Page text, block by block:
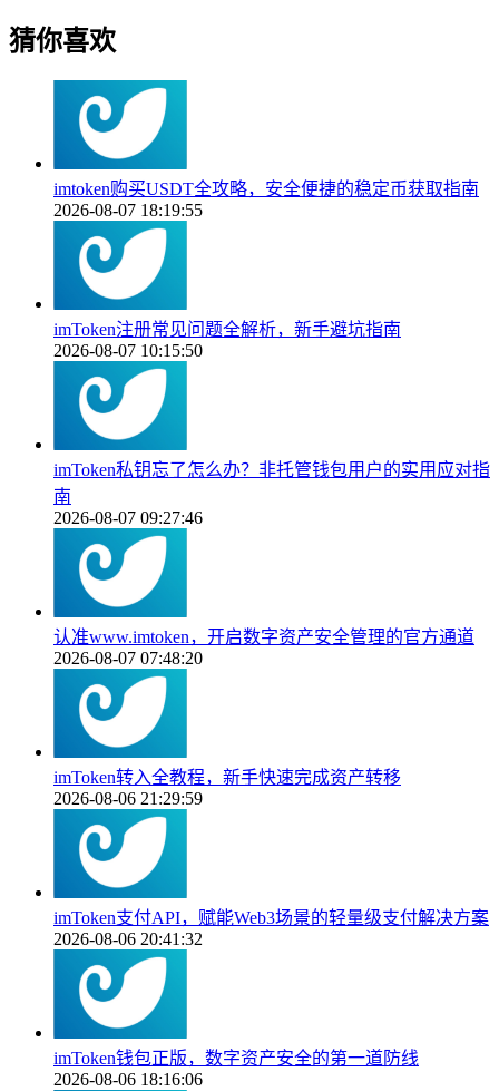
猜你喜欢
imtoken购买USDT全攻略，安全便捷的稳定币获取指南
2026-08-07 18:19:55
imToken注册常见问题全解析，新手避坑指南
2026-08-07 10:15:50
imToken私钥忘了怎么办？非托管钱包用户的实用应对指
南
2026-08-07 09:27:46
认准www.imtoken，开启数字资产安全管理的官方通道
2026-08-07 07:48:20
imToken转入全教程，新手快速完成资产转移
2026-08-06 21:29:59
imToken支付API，赋能Web3场景的轻量级支付解决方案
2026-08-06 20:41:32
imToken钱包正版，数字资产安全的第一道防线
2026-08-06 18:16:06